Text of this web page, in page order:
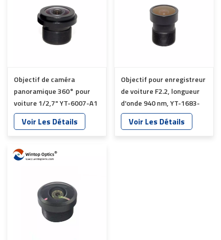
Objectif de caméra
panoramique 360° pour
voiture 1/2,7" YT-6007-A1
Voir Les Détails
Objectif pour enregistreur
de voiture F2.2, longueur
d'onde 940 nm, YT-1683-
C1
Voir Les Détails